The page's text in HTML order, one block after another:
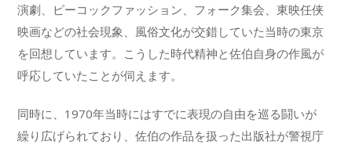
演劇、ピーコックファッション、フォーク集会、東映任侠
映画などの社会現象、風俗文化が交錯していた当時の東京
を回想しています。こうした時代精神と佐伯自身の作風が
呼応していたことが伺えます。
同時に、1970年当時にはすでに表現の自由を巡る闘いが
繰り広げられており、佐伯の作品を扱った出版社が警視庁